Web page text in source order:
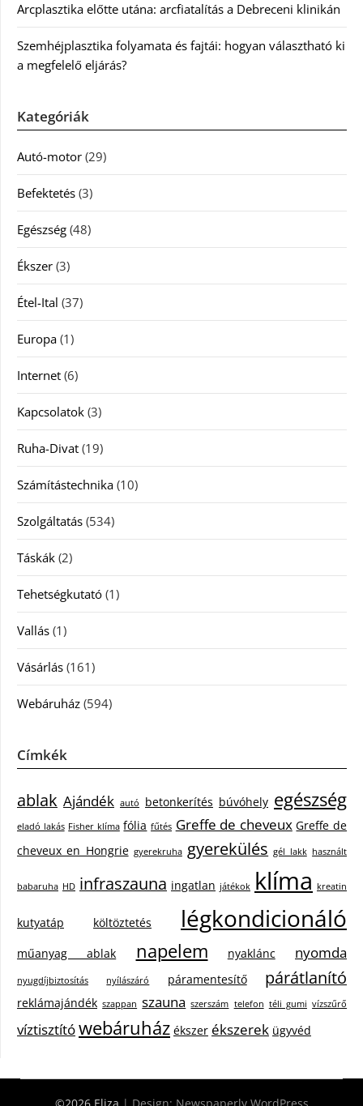
Arcplasztika előtte utána: arcfiatalítás a Debreceni klinikán
Szemhéjplasztika folyamata és fajtái: hogyan választható ki
a megfelelő eljárás?
Kategóriák
Autó-motor (29)
Befektetés (3)
Egészség (48)
Ékszer (3)
Étel-Ital (37)
Europa (1)
Internet (6)
Kapcsolatok (3)
Ruha-Divat (19)
Számítástechnika (10)
Szolgáltatás (534)
Táskák (2)
Tehetségkutató (1)
Vallás (1)
Vásárlás (161)
Webáruház (594)
Címkék
ablak Ajándék autó betonkerítés búvóhely egészség
eladó lakás Fisher klíma fólia fűtés Greffe de cheveux Greffe de
cheveux en Hongrie gyerekruha gyerekülés gél lakk használt
babaruha HD infraszauna ingatlan játékok klíma kreatin
kutyatáp költöztetés légkondicionáló
műanyag ablak napelem nyaklánc nyomda
nyugdíjbiztosítás nyílászáró páramentesítő párátlanító
reklámajándék szappan szauna szerszám telefon téli gumi vízszűrő
víztisztítówebáruház ékszer ékszerek ügyvéd